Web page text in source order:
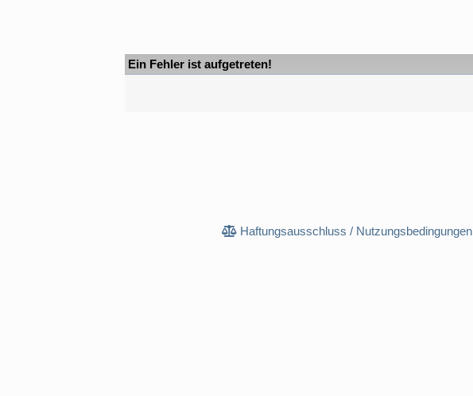
Ein Fehler ist aufgetreten!
Haftungsausschluss / Nutzungsbedingungen